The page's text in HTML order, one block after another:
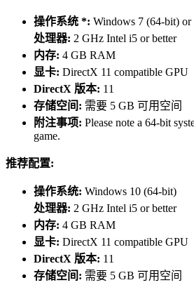
操作系统 *: Windows 7 (64-bit) or
处理器: 2 GHz Intel i5 or better
内存: 4 GB RAM
显卡: DirectX 11 compatible GPU
DirectX 版本: 11
存储空间: 需要 5 GB 可用空间
附注事项: Please note a 64-bit
game.
推荐配置:
操作系统: Windows 10 (64-bit)
处理器: 2 GHz Intel i5 or better
内存: 4 GB RAM
显卡: DirectX 11 compatible GPU
DirectX 版本: 11
存储空间: 需要 5 GB 可用空间